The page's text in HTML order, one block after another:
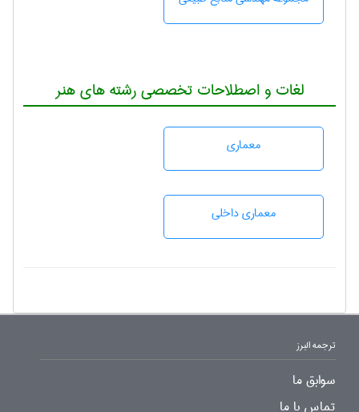
لغات و اصطلاحات تخصصی رشته های هنر
معماری
معماری داخلی
ترجمه البرز
سوابق ما
تماس با ما